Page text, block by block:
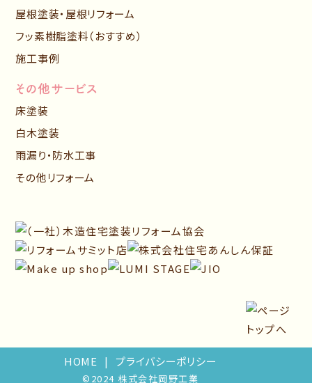
屋根塗装・屋根リフォーム
フッ素樹脂塗料（おすすめ）
施工事例
その他サービス
床塗装
白木塗装
雨漏り・防水工事
その他リフォーム
HOME プライバシーポリシー
©2024 株式会社岡野工業